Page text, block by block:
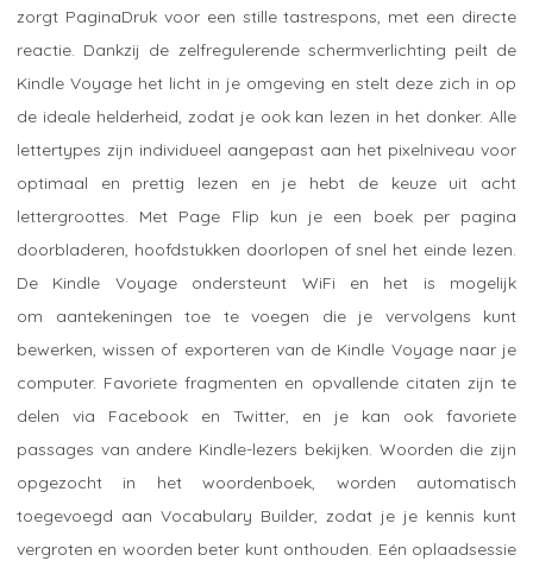
zorgt PaginaDruk voor een stille tastrespons, met een directe
reactie. Dankzij de zelfregulerende schermverlichting peilt de
Kindle Voyage het licht in je omgeving en stelt deze zich in op
de ideale helderheid, zodat je ook kan lezen in het donker. Alle
lettertypes zijn individueel aangepast aan het pixelniveau voor
optimaal en prettig lezen en je hebt de keuze uit acht
lettergroottes. Met Page Flip kun je een boek per pagina
doorbladeren, hoofdstukken doorlopen of snel het einde lezen.
De Kindle Voyage ondersteunt WiFi en het is mogelijk
om aantekeningen toe te voegen die je vervolgens kunt
bewerken, wissen of exporteren van de Kindle Voyage naar je
computer. Favoriete fragmenten en opvallende citaten zijn te
delen via Facebook en Twitter, en je kan ook favoriete
passages van andere Kindle-lezers bekijken. Woorden die zijn
opgezocht in het woordenboek, worden automatisch
toegevoegd aan Vocabulary Builder, zodat je je kennis kunt
vergroten en woorden beter kunt onthouden. Eén oplaadsessie